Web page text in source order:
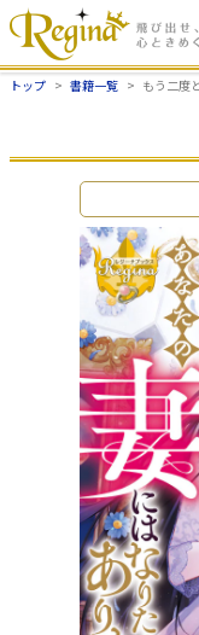
トップ 書籍一覧 もう二度